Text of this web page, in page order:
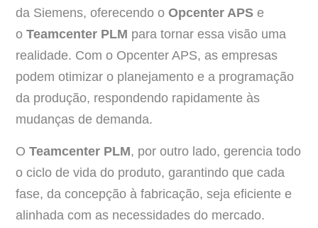
da Siemens, oferecendo o Opcenter APS e
o Teamcenter PLM para tornar essa visão uma
realidade. Com o Opcenter APS, as empresas
podem otimizar o planejamento e a programação
da produção, respondendo rapidamente às
mudanças de demanda.
O Teamcenter PLM, por outro lado, gerencia todo
o ciclo de vida do produto, garantindo que cada
fase, da concepção à fabricação, seja eficiente e
alinhada com as necessidades do mercado.